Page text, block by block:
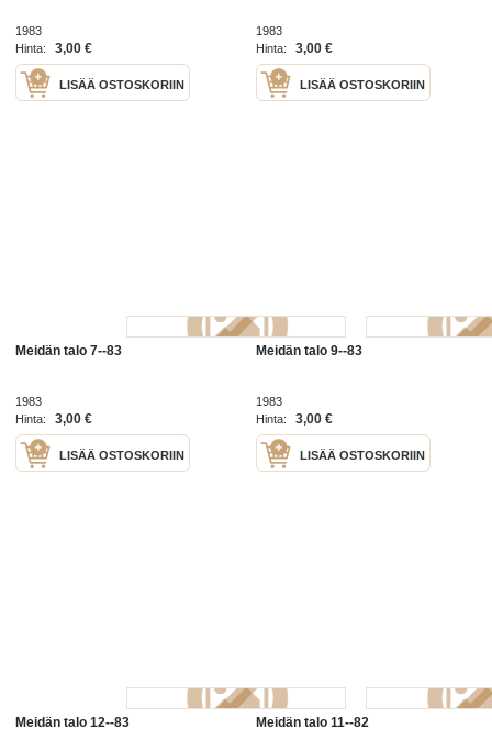
1983
Hinta:
3,00 €
LISÄÄ OSTOSKORIIN
1983
Hinta:
3,00 €
LISÄÄ OSTOSKORIIN
Meidän talo 7--83
1983
Hinta:
3,00 €
LISÄÄ OSTOSKORIIN
Meidän talo 9--83
1983
Hinta:
3,00 €
LISÄÄ OSTOSKORIIN
Meidän talo 12--83 Meidän talo 11--82